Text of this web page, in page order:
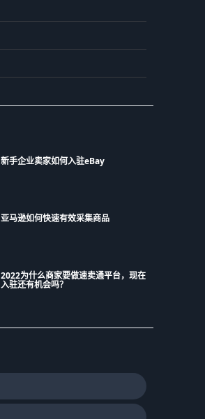
新手企业卖家如何入驻eBay
亚马逊如何快速有效采集商品
2022为什么商家要做速卖通平台，现在
入驻还有机会吗？